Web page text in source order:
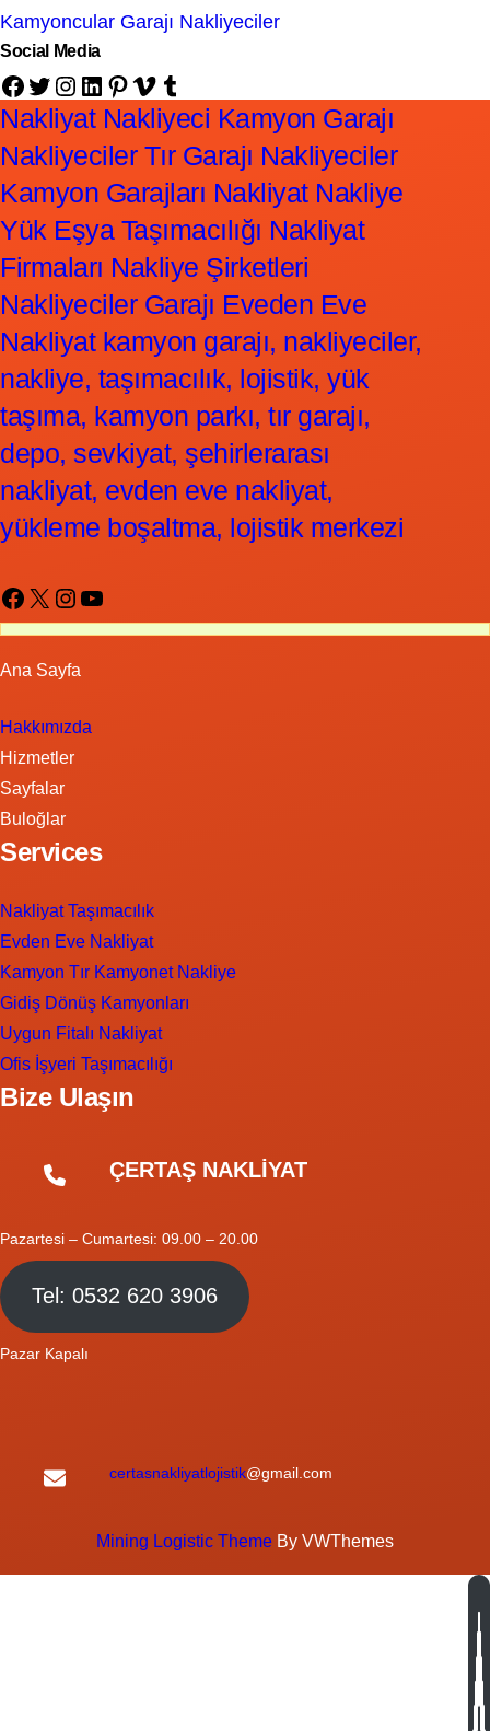
Kamyoncular Garajı Nakliyeciler
Social Media
Facebook Twitter Instagram LinkedIn Pinterest Vimeo Tumblr
Nakliyat Nakliyeci Kamyon Garajı
Nakliyeciler Tır Garajı Nakliyeciler
Kamyon Garajları Nakliyat Nakliye
Yük Eşya Taşımacılığı Nakliyat
Firmaları Nakliye Şirketleri
Nakliyeciler Garajı Eveden Eve
Nakliyat kamyon garajı, nakliyeciler,
nakliye, taşımacılık, lojistik, yük
taşıma, kamyon parkı, tır garajı,
depo, sevkiyat, şehirlerarası
nakliyat, evden eve nakliyat,
yükleme boşaltma, lojistik merkezi
Facebook X Instagram YouTube
Ana Sayfa
Hakkımızda
Hizmetler
Sayfalar
Buloğlar
Services
Nakliyat Taşımacılık
Evden Eve Nakliyat
Kamyon Tır Kamyonet Nakliye
Gidiş Dönüş Kamyonları
Uygun Fitalı Nakliyat
Ofis İşyeri Taşımacılığı
Bize Ulaşın
ÇERTAŞ NAKLİYAT
Pazartesi – Cumartesi: 09.00 – 20.00
Tel: 0532 620 3906
Pazar Kapalı
certasnakliyatlojistik@gmail.com
Mining Logistic Theme By VWThemes